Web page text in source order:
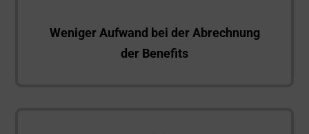
Weniger Aufwand bei der Abrechnung
der Benefits